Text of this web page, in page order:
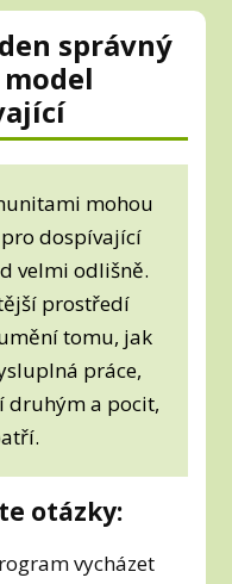
správný
mohou
dospívající
velmi odlišně.
prostředí
tomu, jak
práce,
druhým a pocit,
otázky:
vycházet